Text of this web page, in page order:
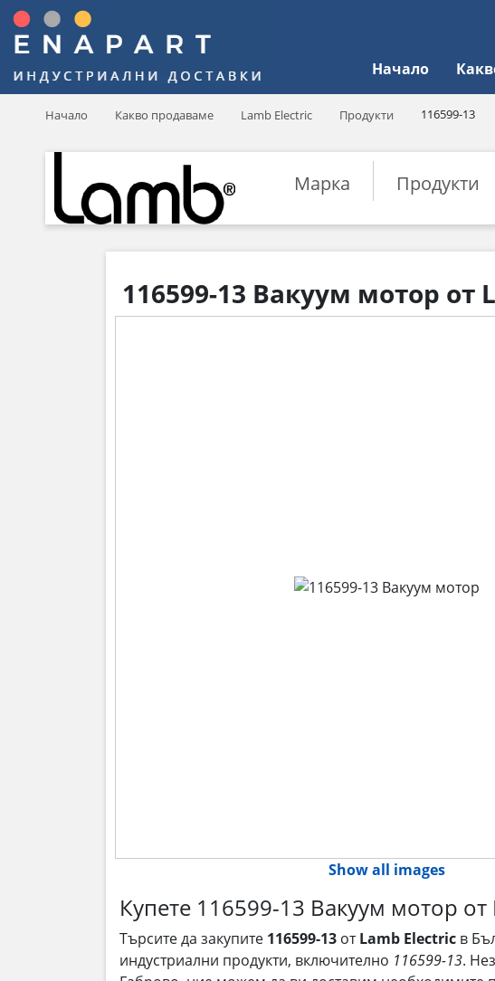
Начало
Начало Какво продаваме Lamb Electric Продукти 116599-13
Марка Продукти
116599-13 Вакуум мотор от
Show all images
Купете 116599-13 Вакуум мотор
Търсите да закупите 116599-13 отLamb Electric в
индустриални продукти, включително 116599-13.